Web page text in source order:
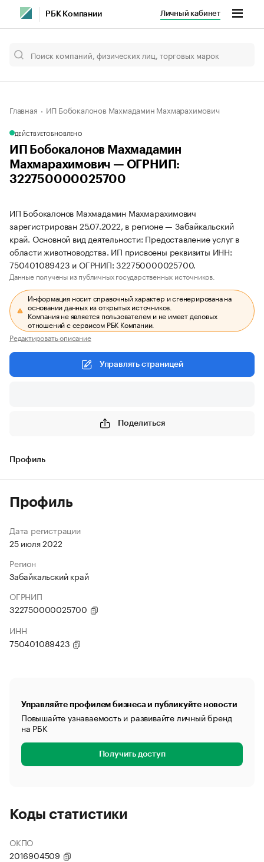
РБК Компании Личный кабинет
Главная ИП Бобокалонов Махмадамин Махмарахимович
ДЕЙСТВУЕТОБНОВЛЕНО
ИП Бобокалонов Махмадамин
Махмарахимович — ОГРНИП:
322750000025700
ИП Бобокалонов Махмадамин Махмарахимович
зарегистрирован 25.07.2022, в регионе — Забайкальский
край. Основной вид деятельности: Предоставление услуг в
области животноводства. ИП присвоены реквизиты ИНН:
750401089423 и ОГРНИП: 322750000025700.
Данные получены из публичных государственных источников.
Информация носит справочный характер и сгенерирована на
основании данных из открытых источников.
Компания не является пользователем и не имеет деловых
отношений с сервисом РБК Компании.
Редактировать описание
Управлять страницей
Поделиться
Профиль
Профиль
Дата регистрации
25 июля 2022
Регион
Забайкальский край
ОГРНИП
322750000025700
ИНН
750401089423
Управляйте профилем бизнеса и публикуйте новости
Повышайте узнаваемость и развивайте личный бренд
на РБК
Получить доступ
Коды статистики
ОКПО
2016904509